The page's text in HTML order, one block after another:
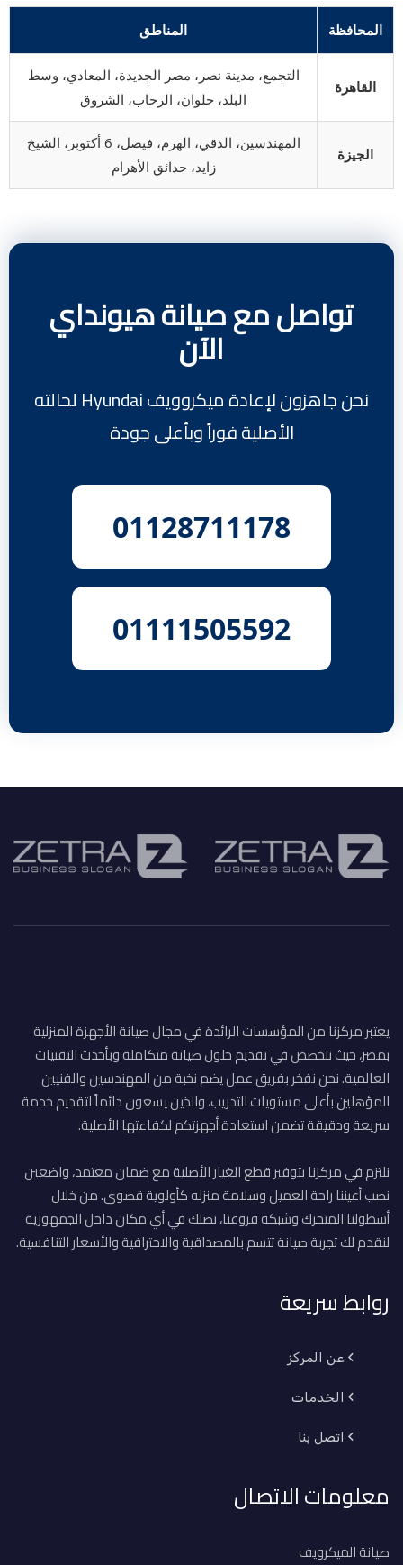
المحافظة المناطق
القاهرة
التجمع، مدينة نصر، مصر الجديدة، المعادي، وسط
البلد، حلوان، الرحاب، الشروق
الجيزة
المهندسين، الدقي، الهرم، فيصل، 6 أكتوبر، الشيخ
زايد، حدائق الأهرام
تواصل مع صيانة هيونداي
الآن
نحن جاهزون لإعادة ميكروويف Hyundai لحالته
الأصلية فوراً وبأعلى جودة
01128711178
01111505592
يعتبر مركزنا من المؤسسات الرائدة في مجال صيانة الأجهزة المنزلية
بمصر، حيث نتخصص في تقديم حلول صيانة متكاملة وبأحدث التقنيات
العالمية. نحن نفخر بفريق عمل يضم نخبة من المهندسين والفنيين
المؤهلين بأعلى مستويات التدريب، والذين يسعون دائماً لتقديم خدمة
سريعة ودقيقة تضمن استعادة أجهزتكم لكفاءتها الأصلية.
نلتزم في مركزنا بتوفير قطع الغيار الأصلية مع ضمان معتمد، واضعين
نصب أعيننا راحة العميل وسلامة منزله كأولوية قصوى. من خلال
أسطولنا المتحرك وشبكة فروعنا، نصلك في أي مكان داخل الجمهورية
لنقدم لك تجربة صيانة تتسم بالمصداقية والاحترافية والأسعار التنافسية.
روابط سريعة
عن المركز
الخدمات
اتصل بنا
معلومات الاتصال
صيانة الميكرويف